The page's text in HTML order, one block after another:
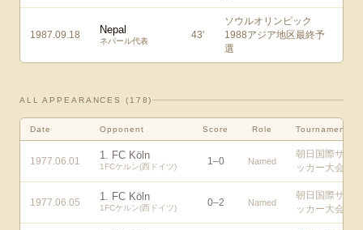
1987.09.18 Nepal
ネパール代表
43'
ソウルオリンピック
1988アジア地区最終予
選
ALL APPEARANCES ( 178)
Date Opponent Score Role Tournament
1977.06.01 1. FC Köln
1FCケルン(西ドイツ) 1–0 Named
朝日国際サ
ッカー大会
1977.06.05 1. FC Köln
1FCケルン(西ドイツ) 0–2 Named
朝日国際サ
ッカー大会